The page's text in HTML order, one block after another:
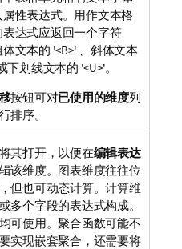
性表达式。用作文本格
达式应返回一个字符
文本的 '<B>' 、斜体文本
下划线文本的 '<U>'。
按钮可对已使用的维度列
排序。
其打开，以便在编辑表达
该维度。图表维度往往位
但也可动态计算。计算维
多个字段的表达式构成。
可使用。聚合函数可能不
实现嵌套聚合，还需要将